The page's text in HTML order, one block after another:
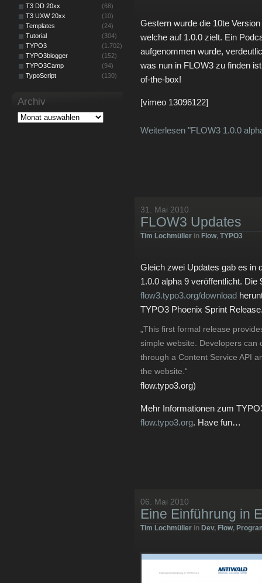
Gestern wurde die 10te
welche auf 1.0.0 zielt. Ein
aufgenommen wurde,
was nun in FLOW3 zu finden
of-the-box!
[vimeo 13096122]
Weiterlesen "FLOW3 1.0.0
31. Mai 2010
FLOW3 Updates
Tim Lochmüller in Flow, TYPO3
Gleich zwei Updates gab es in
1.0.0 alpha 9 veröffentlicht. Die
flow3.typo3.org/download
TYPO3 Phoenix Sprint
„This first formal release
simple website. Developers can
through a Content Service API
the website.“
flow.typo3.org)
Mehr Informationen zum
flow.typo3.org. Have fun…
06. Mai 2010
Eine Einführung in
Tim Lochmüller in Dev, Flow,
T3 DD 20xx
(68)
T3 UXW 20xx
(10)
Templates
(24)
Tutorial
(304)
TYPO3
(1.702)
TYPO3blogger
(152)
TYPO3Camp
(94)
TypoScript
(130)
Archiv